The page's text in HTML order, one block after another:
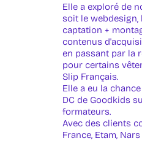
Elle a exploré de
soit le webdesign,
captation +
contenus
en passant par la
pour certains
Slip Français.
Elle a eu la
DC de Goodkids
formateurs.
Avec des clients
France, Etam,